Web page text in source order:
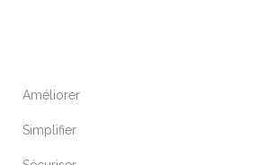
Améliorer
Simplifier